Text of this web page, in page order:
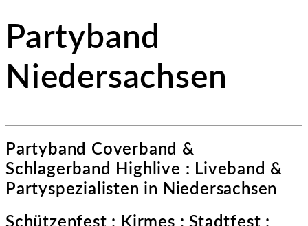
Partyband
Niedersachsen
Partyband Coverband &
Schlagerband Highlive : Liveband &
Partyspezialisten in Niedersachsen